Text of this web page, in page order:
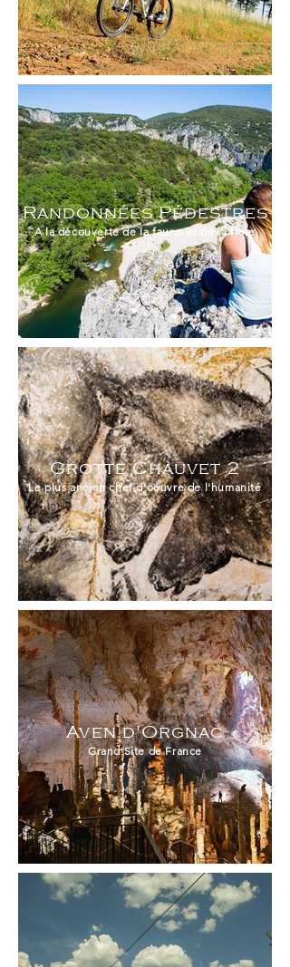
Randonnées Pédestres
A la découverte de la faune et de la flore
Grotte Chauvet 2
Le plus ancien chef d'oeuvre de l'humanité
Aven d'Orgnac
Grand Site de France